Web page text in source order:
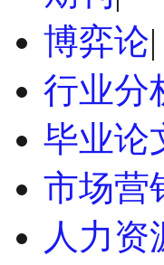
博弈论|
行业分
毕业论
市场营
人力资